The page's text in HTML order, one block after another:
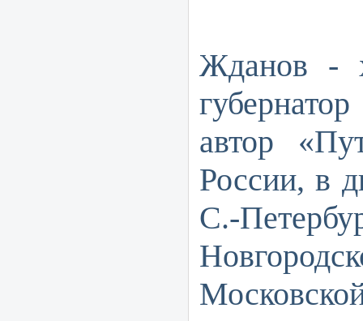
Жданов -
автор
России, в
С.-